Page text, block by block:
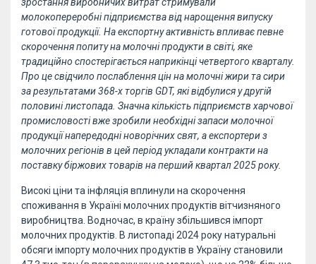
молокопереробні підприємства від нарощення випуску
готової продукції. На експортну активність впливає певне
скорочення попиту на молочні продукти в світі, яке
традиційно спостерігається наприкінці четвертого кварталу.
Про це свідчило послаблення цін на молочні жири та сири
за результатами 368-х торгів GDT, які відбулися у другій
половині листопада. Значна кількість підприємств харчової
промисловості вже зробили необхідні запаси молочної
продукції напередодні новорічних свят, а експортери з
молочних регіонів в цей період укладали контракти на
поставку біржових товарів на перший квартал 2025 року.
Високі ціни та інфляція вплинули на скорочення
споживання в Україні молочних продуктів вітчизняного
виробництва. Водночас, в країну збільшився імпорт
молочних продуктів. В листопаді 2024 року натуральні
обсяги імпорту молочних продуктів в Україну становили